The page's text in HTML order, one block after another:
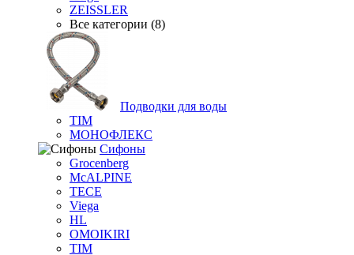
ZEISSLER
Все категории (8)
Подводки для воды
TIM
МОНОФЛЕКС
Сифоны
Grocenberg
McALPINE
TECE
Viega
HL
OMOIKIRI
TIM